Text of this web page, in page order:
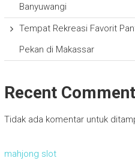
Banyuwangi
Tempat Rekreasi Favorit
Pekan di Makassar
Recent
Tidak ada komentar untuk
mahjong slot